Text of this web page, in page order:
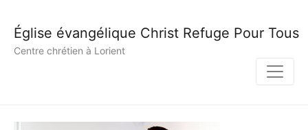
Église évangélique Christ Refuge Pour Tous
Centre chrétien à Lorient